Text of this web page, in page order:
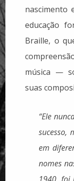
nascimento
educação
Braille, o
música —
suas
“Ele
sucesso,
em
nomes